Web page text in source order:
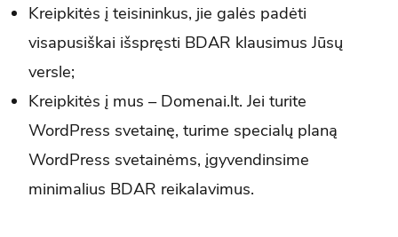
Kreipkitės į teisininkus, jie galės padėti
visapusiškai išspręsti BDAR klausimus Jūsų
versle;
Kreipkitės į mus – Domenai.lt. Jei turite
WordPress svetainę, turime specialų planą
WordPress svetainėms, įgyvendinsime
minimalius BDAR reikalavimus.